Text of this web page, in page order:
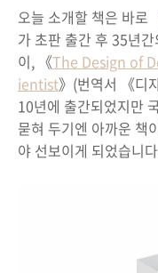
오늘 소개할 책은 바로
가 초판 출간 후 35년
이, 《The Design of
ientist》(번역서 《디
10년에 출간되었지만
묻혀 두기엔 아까운 책
야 선보이게 되었습니